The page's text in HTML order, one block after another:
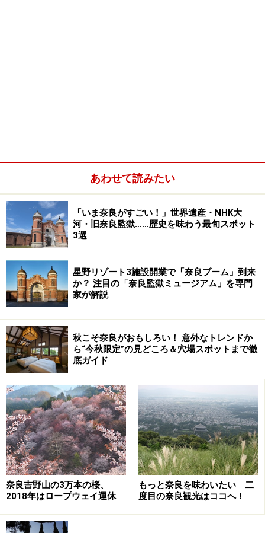
あわせて読みたい
「いま奈良がすごい！」世界遺産・NHK大
河・旧奈良監獄……歴史を味わう最旬スポット
3選
星野リゾート3施設開業で「奈良ブーム」到来
か？ 注目の「奈良監獄ミュージアム」を専門
家が解説
秋こそ奈良がおもしろい！ 意外なトレンドか
ら“今秋限定”の見どころ＆穴場スポットまで徹
底ガイド
奈良吉野山の3万本の桜、
2018年はロープウェイ運休
もっと奈良を味わいたい 二
度目の奈良観光はココへ！